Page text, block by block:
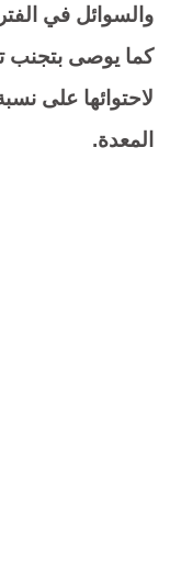
والسوائل في
كما يوصى بتجنب
لاحتوائها على
المعدة.